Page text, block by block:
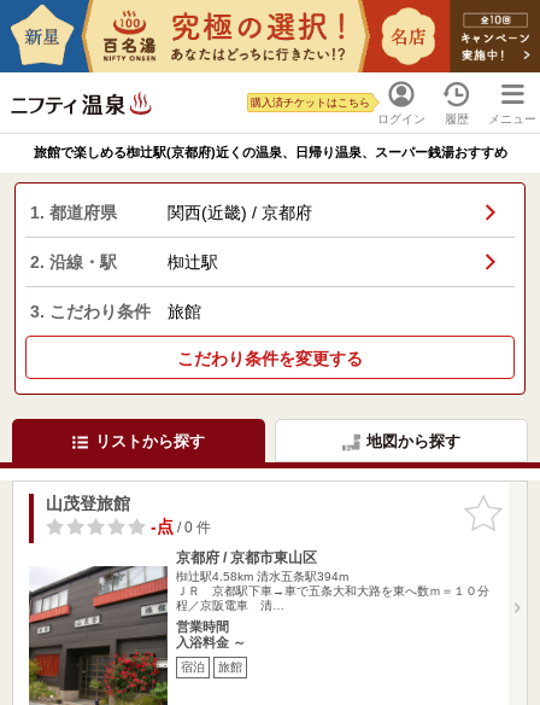
ログイン
購入済チケットはこちら
履歴 メニュー
旅館で楽しめる椥辻駅(京都府)近くの温泉、日帰り温泉、スーパー銭湯おすすめ
1. 都道府県 関西(近畿) / 京都府
2. 沿線・駅 椥辻駅
3. こだわり条件 旅館
こだわり条件を変更する
リストから探す 地図から探す
お気に入
りに追加
山茂登旅館
-点/ 0 件
京都府 / 京都市東山区
椥辻駅4.58km 清水五条駅394m
ＪＲ 京都駅下車→車で五条大和大路を東へ数ｍ＝１０分
程／京阪電車 清…
営業時間
入浴料金 ～
宿泊 旅館